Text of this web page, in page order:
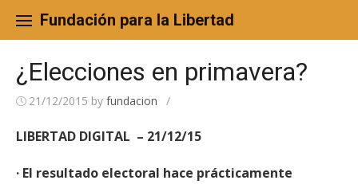
content
Fundación para la Libertad
¿Elecciones en primavera?
21/12/2015 by fundacion /
LIBERTAD DIGITAL – 21/12/15
· El resultado electoral hace prácticamente